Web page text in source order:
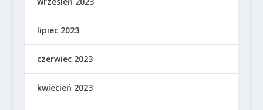
lipiec 2023
czerwiec 2023
kwiecień 2023